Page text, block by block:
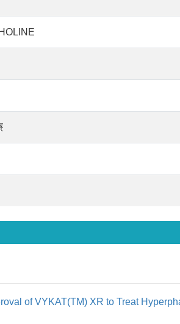
of VYKAT(TM) XR to Treat